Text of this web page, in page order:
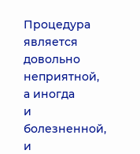
Процедура
является
довольно
неприятной,
а иногда
и
болезненной,
и